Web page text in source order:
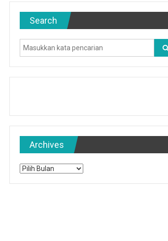
Search
Archives
Archives